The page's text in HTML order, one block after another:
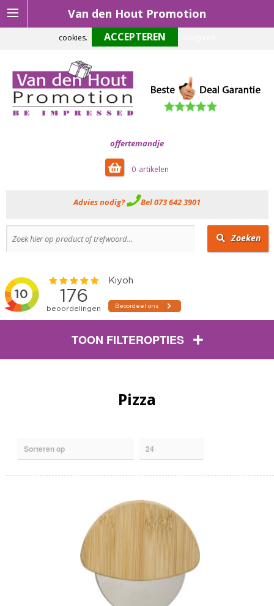
Van den Hout Promotion
offertemandje
0
Advies nodig? Bel 073 642 3901
Zoeken
TOON FILTEROPTIES
Pizza
Om onze website optimaal te laten functioneren maken wij gebruik van
cookies.